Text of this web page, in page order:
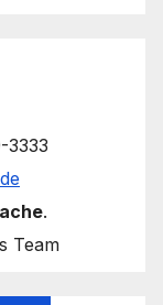
3333
.
Team